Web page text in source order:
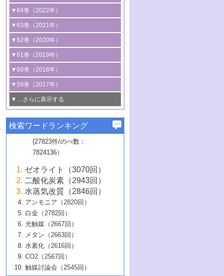
3号 有機分子変換やCO 資源化のための
光触媒に関する最近の研究
B号 第137回触媒討論会（2026年）
2号 水素製造のための水分解技術に関す
る最近の研究
3号 オレフィン系樹脂の精密合成に関す
る最新技術
4号 アルコール類の効率的変換を実現す
る非貴金属触媒の研究動向
5号 ゼオライトの合成と応用における研
究動向
6号 ヘテロ接合界面
B号 第135回触媒討論会（2025年）
2号 規制反応場を活用した固体触媒研究
の新展開
3号 未踏分子変換を目指した酸化触媒プ
ロセスの最前線
4号 シンクロトロン放射光および中性子
線を利用した触媒解析技術の最先端
5号 単原子触媒
6号 参照触媒委員会からのお知らせ
B号 第133回触媒討論会（2023年）
1号 炭素が関わる触媒機能
2号 プラスチックケミカルリサイクルの
ための触媒技術
3号 非酸化物系金属化合物を基盤とした
触媒材料の開発
4号 格子酸素・格子酸素欠陥を利用した
触媒反応
5号 生体触媒によるエネルギー変換反応
6号 窒素とリンの循環のための触媒・機
能性材料
▼64巻（2022年）
1号 合成ガス製造とCOを用いるケミカル
ズ合成の最新動向
2号 化学品合成のための合金触媒開発
3号 CO の排出削減および有効活用のた
めの触媒技術
4号 若手による情報発信企画～とびたて
若き触媒の研究者たち～（1）
若き触媒の研究者たち～（2）
6号 石油のノーブル・ユースを志向した
触媒技術
大学：オンライン・対面開催）
▼63巻（2021年）
1号 金触媒の新展開
2号 ペロブスカイト
3号 特殊反応場を利用した触媒的分子変
換反応
4号 多孔質材料を用いた触媒の新展開
5号 情報学的手法を用いた触媒開発
6号 カーボンニュートラルに向けた電解
技術
B号 第127回触媒討論会（2021年・オン
ライン開催(Zoom)のみ）
▼62巻（2020年）
1号 触媒設計を拓く欠陥構造のキャラク
タリゼーション
2号 機能化学品製造に資するクリーンな
触媒的酸化反応
3号 水処理のための触媒化学
4号 光触媒を用いた水分解の最新の研究
動向
5号 次世代の触媒プロセスを支えるマイ
6号 メタン転換技術の最新動向
B号 第125回触媒討論会（2020年・工学
院大学）
▼61巻（2019年）
1号 物質移動制御に着目した触媒プロセ
ス開発
2号 CO2 フリー水素サプライチェーンに
関わる触媒開発動向
3号 精密高分子合成に関する最近の研究
動向
4号 バイオマス化成品製造のための触媒
5号 固体触媒による含窒素有機化合物変
換の最前線
6号 貴金属使用量低減に向けた自動車排
ガス浄化触媒の開発
B号 第123回触媒討論会（2019年・大阪
▼60巻（2018年）
1号 固体酸触媒の最新の研究動向
2号 二酸化炭素からの有用化学品合成
3号 ナノ粒子・クラスター触媒の最前線
4号 60周年記念企画
5号 進化するゼオライト合成技術
6号 非貴金属系触媒における電気化学的
B号 第121回触媒討論会（2018年・東京
大学）
▼59巻（2017年）
1号 いたるところに，触媒
最先端技術
3号 無機分離膜材料の開発と触媒反応プ
ロセスへの適用
5号 水素のふるまいを解き明かす最先端
研究
6号 低級アルカンの有効利用のための触
媒技術
B号 第119回触媒討論会（2017年・首都
大学東京）
▼…さらに表示する
1号 ユニークな構造の高分子を生み出す触
2号 リグニンからの化成品製造に向けた触
媒技術
3号 触媒研究の最先端～とびたて若き研究
者たち～（1）
4号 触媒研究の最先端～とびたて若き研究
者たち～（2）
5号 触媒研究の最先端～とびたて若き研究
者たち～（3）
6号 イオニクス材料と燃料電池・電解合成
の最新の研究動向
▼57巻（2015年）
1号 水素キャリアにかかわる触媒技術の新
2号 石油精製用触媒の最近の進展
3号 固体酸化物形燃料電池（SOFC）におけ
るアノード触媒上での燃料直接改質技術
4号 コアシェル構造の制御による触媒機能
5号 工業触媒およびその周辺技術の最近の
進歩
6号 ナノシート
B号 第115回触媒討論会（2015年・成蹊大
▼56巻（2014年）
2号 光触媒反応機構に関する最新の研究動
向
開発動向
4号 人工光合成に向けた近年のアプローチ
5号 未利用熱エネルギーの有効活用に貢献
する触媒技術
6号 ポリオキソメタレート
1号 高耐久性燃料電池システム用触媒にお
ける新展開
2号 リビングラジカル重合の最近の動向
3号 天然ガスの化学工業的展開に関する触
媒技術
4号 貴金属触媒の精密構造制御とその活用
5号 バイオマス化成品製造のための固体触
▼54巻（2012年）
1号 規則性多孔体の利用技術における最近
の進歩
2号 第109回触媒討論会
3号 貴金属低減技術の最新動向
4号 貴金属代替技術の最新動向
5号 光触媒による物質変換反応の新展開
6号 グラフェン
▼53巻（2011年）
1号 金属学から見る合金触媒の新展開
2号 第107回触媒討論会
3号 触媒のその場観察法の進歩（１）
4号 触媒のその場観察法の進歩（２）
5号 不活性結合の触媒的活性化による有機
合成
▼52巻（2010年）
1号 触媒の劣化対策と長寿命触媒開発
2号 第105回触媒討論会
3号 ナノ構造が拓く新機能
4号 活性サイトおよびその環境の精密な設
計による触媒の高機能化
1号 炭素材料－熱い注目を集める材料－
2号 第103回触媒討論会
3号 環境浄化用光触媒の現状と課題
▼50巻（2008年）
1号 触媒化学と学会のこの10年，半世紀，
そして未来
2号 第101回触媒討論会
▼49巻（2007年）
1号 含フッ素化合物の合成と触媒
▼48巻（2006年）
検索ワードランキング
(27823件/のべ数：
7824136）
ゼオライト（3070回）
二酸化炭素（2943回）
水蒸気改質（2846回）
アンモニア（2820回）
白金（2782回）
光触媒（2667回）
メタン（2663回）
水素化（2616回）
CO2（2567回）
触媒討論会（2545回）